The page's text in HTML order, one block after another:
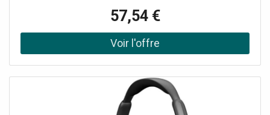
Commandes en ligne pour gérer rapidement les appels
Coussinets en similicuir avec rembourrage en mousse à
mémoire de forme Certifications : Microsoft Teams,
Zoom, Google Meet et Works With Chromebook
plastique recyclé post-consommation
57,54 €